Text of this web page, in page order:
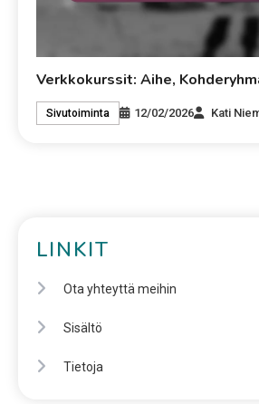
Verkkokurssit: Aihe,
Sivutoiminta 12/02/2026 Kati
LINKIT
Ota yhteyttä meihin
Sisältö
Tietoja